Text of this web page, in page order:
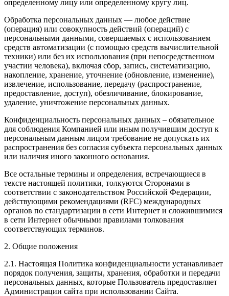
определенному лицу или определенному кругу лиц.
Обработка персональных данных — любое действие
(операция) или совокупность действий (операций) с
персональными данными, совершаемых с использованием
средств автоматизации (с помощью средств вычислительной
техники) или без их использования (при непосредственном
участии человека), включая сбор, запись, систематизацию,
накопление, хранение, уточнение (обновление, изменение),
извлечение, использование, передачу (распространение,
предоставление, доступ), обезличивание, блокирование,
удаление, уничтожение персональных данных.
Конфиденциальность персональных данных – обязательное
для соблюдения Компанией или иным получившим доступ к
персональным данным лицом требование не допускать их
распространения без согласия субъекта персональных данных
или наличия иного законного основания.
Все остальные термины и определения, встречающиеся в
тексте настоящей политики, толкуются Сторонами в
соответствии с законодательством Российской Федерации,
действующими рекомендациями (RFC) международных
органов по стандартизации в сети Интернет и сложившимися
в сети Интернет обычными правилами толкования
соответствующих терминов.
2. Общие положения
2.1. Настоящая Политика конфиденциальности устанавливает
порядок получения, защиты, хранения, обработки и передачи
персональных данных, которые Пользователь предоставляет
Администрации сайта при использовании Сайта.